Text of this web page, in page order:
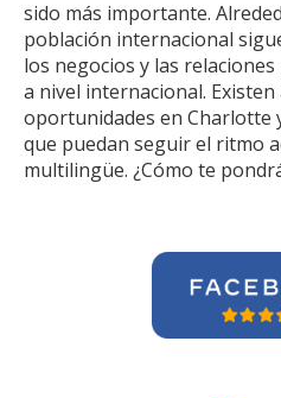
sido más importante.
población internacional
los negocios y las
a nivel internacional.
oportunidades en Charlotte
que puedan seguir el ritmo
multilingüe. ¿Cómo te